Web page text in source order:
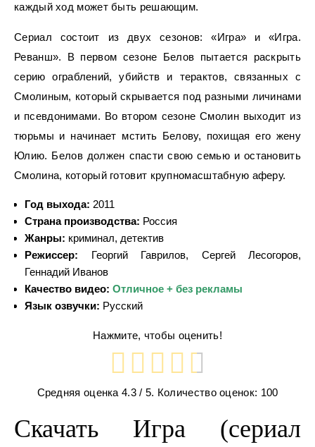
каждый ход может быть решающим.
Сериал состоит из двух сезонов: «Игра» и «Игра.
Реванш». В первом сезоне Белов пытается раскрыть
серию ограблений, убийств и терактов, связанных с
Смолиным, который скрывается под разными личинами
и псевдонимами. Во втором сезоне Смолин выходит из
тюрьмы и начинает мстить Белову, похищая его жену
Юлию. Белов должен спасти свою семью и остановить
Смолина, который готовит крупномасштабную аферу.
Год выхода: 2011
Страна производства: Россия
Жанры: криминал, детектив
Режиссер: Георгий Гаврилов, Сергей Лесогоров,
Геннадий Иванов
Качество видео: Отличное + без рекламы
Язык озвучки: Русский
Нажмите, чтобы оценить!
Средняя оценка4.3 / 5. Количество оценок: 100
Скачать Игра (сериал